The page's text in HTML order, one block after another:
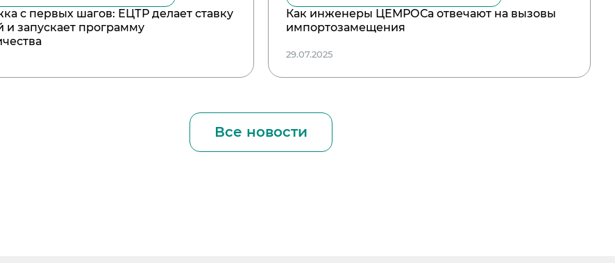
с первых шагов: ЕЦТР делает ставку
и запускает программу
Как инженеры ЦЕМРОСа отвечают на вызовы
импортозамещения
29.07.2025
Все новости